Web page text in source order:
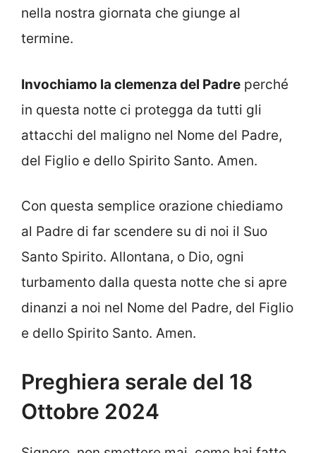
nella nostra giornata che giunge al
termine.
Invochiamo la clemenza del Padre perché
in questa notte ci protegga da tutti gli
attacchi del maligno nel Nome del Padre,
del Figlio e dello Spirito Santo. Amen.
Con questa semplice orazione chiediamo
al Padre di far scendere su di noi il Suo
Santo Spirito. Allontana, o Dio, ogni
turbamento dalla questa notte che si apre
dinanzi a noi nel Nome del Padre, del Figlio
e dello Spirito Santo. Amen.
Preghiera serale del 18
Ottobre 2024